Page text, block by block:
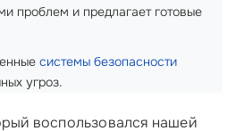
проблем и предлагает готовые
системы безопасности
угроз.
воспользовался нашей